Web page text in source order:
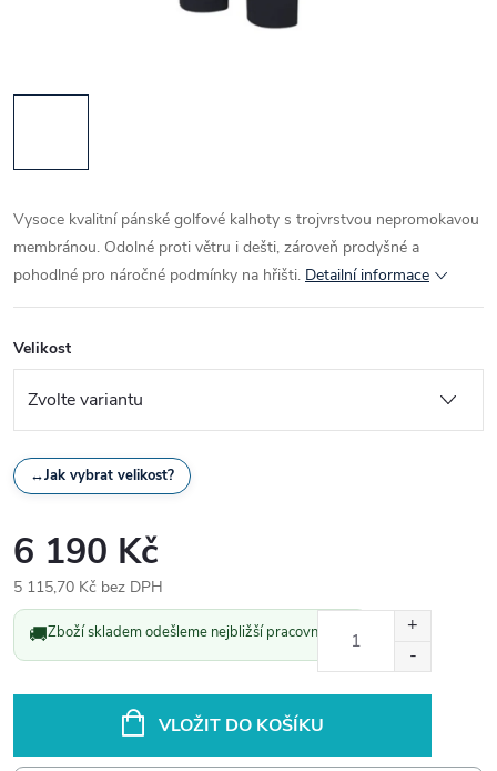
Vysoce kvalitní pánské golfové kalhoty s trojvrstvou nepromokavou
membránou. Odolné proti větru i dešti, zároveň prodyšné a
pohodlné pro náročné podmínky na hřišti. Detailní informace
Velikost
↔Jak vybrat velikost?
6 190 Kč
5 115,70 Kč bez DPH
Měrná
cena:
🚚Zboží skladem odešleme nejbližší pracovní den.
VLOŽIT DO KOŠÍKU